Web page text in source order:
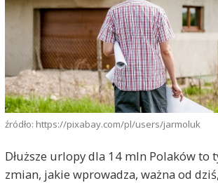
źródło: https://pixabay.com/pl/users/jarmoluk
Dłuższe urlopy dla 14 mln Polaków to
zmian, jakie wprowadza, ważna od